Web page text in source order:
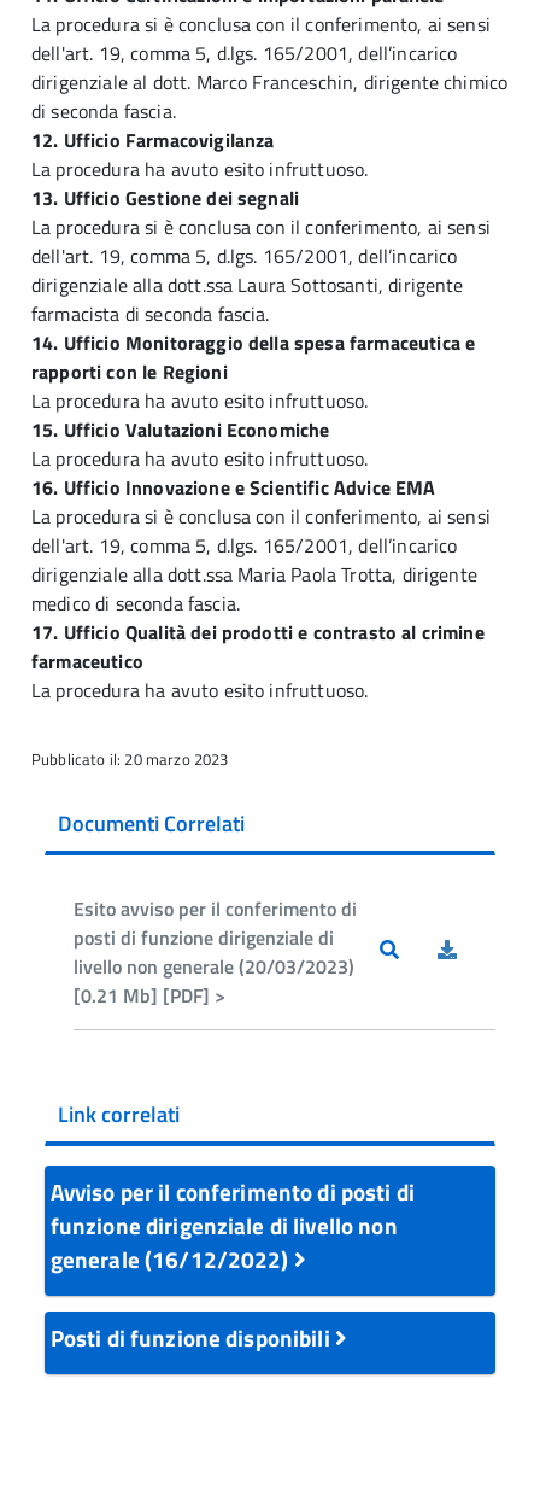
La procedura si è conclusa con il conferimento, ai sensi
dell'art. 19, comma 5, d.lgs. 165/2001, dell’incarico
dirigenziale al dott. Marco Franceschin, dirigente chimico
di seconda fascia.
12. Ufficio Farmacovigilanza
La procedura ha avuto esito infruttuoso.
13. Ufficio Gestione dei segnali
La procedura si è conclusa con il conferimento, ai sensi
dell'art. 19, comma 5, d.lgs. 165/2001, dell’incarico
dirigenziale alla dott.ssa Laura Sottosanti, dirigente
farmacista di seconda fascia.
14. Ufficio Monitoraggio della spesa farmaceutica e
rapporti con le Regioni
La procedura ha avuto esito infruttuoso.
15. Ufficio Valutazioni Economiche
La procedura ha avuto esito infruttuoso.
16. Ufficio Innovazione e Scientific Advice EMA
La procedura si è conclusa con il conferimento, ai sensi
dell'art. 19, comma 5, d.lgs. 165/2001, dell’incarico
dirigenziale alla dott.ssa Maria Paola Trotta, dirigente
medico di seconda fascia.
17. Ufficio Qualità dei prodotti e contrasto al crimine
farmaceutico
La procedura ha avuto esito infruttuoso.
Pubblicato il: 20 marzo 2023
Documenti Correlati
Esito avviso per il conferimento di
posti di funzione dirigenziale di
livello non generale (20/03/2023)
[0.21 Mb] [PDF] >
Link correlati
Avviso per il conferimento di posti di
funzione dirigenziale di livello non
generale (16/12/2022)
Posti di funzione disponibili